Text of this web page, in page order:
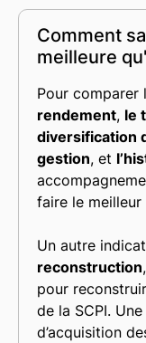
Comment
meilleure
Pour comparer
rendement, le
diversification
gestion, et
faire le meilleur
Un autre
reconstruction
pour
de la SCPI.
d’acquisition